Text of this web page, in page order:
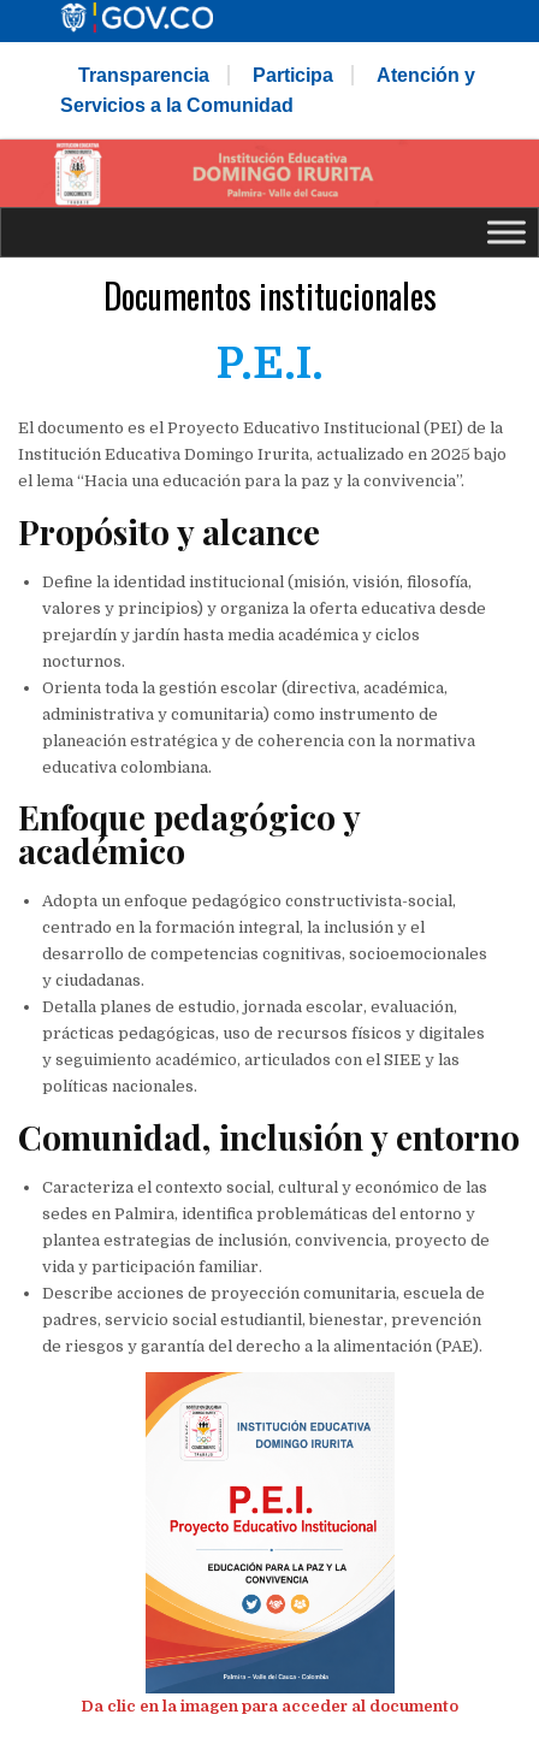
Transparencia Participa
Atención y
Servicios a la Comunidad
Documentos institucionales
P.E.I.
El documento es el Proyecto Educativo Institucional (PEI) de la
Institución Educativa Domingo Irurita, actualizado en 2025 bajo
el lema “Hacia una educación para la paz y la convivencia”.
Propósito y alcance
Define la identidad institucional (misión, visión, filosofía,
valores y principios) y organiza la oferta educativa desde
prejardín y jardín hasta media académica y ciclos
nocturnos.
Orienta toda la gestión escolar (directiva, académica,
administrativa y comunitaria) como instrumento de
planeación estratégica y de coherencia con la normativa
educativa colombiana.​
Enfoque pedagógico y
académico
Adopta un enfoque pedagógico constructivista-social,
centrado en la formación integral, la inclusión y el
desarrollo de competencias cognitivas, socioemocionales
y ciudadanas.
Detalla planes de estudio, jornada escolar, evaluación,
prácticas pedagógicas, uso de recursos físicos y digitales
y seguimiento académico, articulados con el SIEE y las
políticas nacionales.
Comunidad, inclusión y entorno
Caracteriza el contexto social, cultural y económico de las
sedes en Palmira, identifica problemáticas del entorno y
plantea estrategias de inclusión, convivencia, proyecto de
vida y participación familiar.
Describe acciones de proyección comunitaria, escuela de
padres, servicio social estudiantil, bienestar, prevención
de riesgos y garantía del derecho a la alimentación (PAE).
Da clic en la imagen para acceder al documento